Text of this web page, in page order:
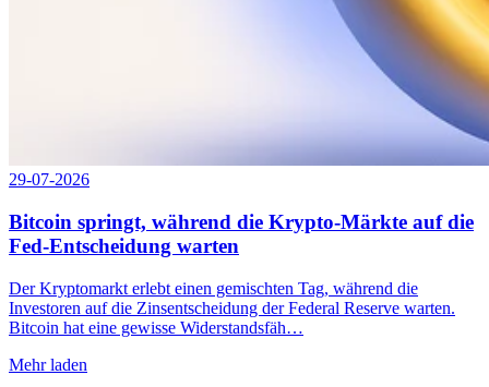
29-07-2026
Bitcoin springt, während die Krypto-Märkte auf die
Fed-Entscheidung warten
Der Kryptomarkt erlebt einen gemischten Tag, während die
Investoren auf die Zinsentscheidung der Federal Reserve warten.
Bitcoin hat eine gewisse Widerstandsfäh…
Mehr laden